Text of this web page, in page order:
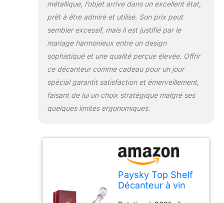
mariages. Carafe à vin
de grande capacité :
1500 ml - Grande
capacité en verre cristal
- Augmente la teneur
en oxygène du vin -
Rotation à 360° -
Augmente la surface de
contact entre l'air et le
vin - Augmente la
% par rapport aux
réveils ordinaires.
Emballage cadeau
exquis : vous aurez une
belle présentation d'un
tel savoir-faire exquis
métallique, l’objet arrive dans un excellent état,
prêt à être admiré et utilisé. Son prix peut
sembler excessif, mais il est justifié par le
mariage harmonieux entre un design
sophistiqué et une qualité perçue élevée. Offrir
ce décanteur comme cadeau pour un jour
spécial garantit satisfaction et émerveillement,
faisant de lui un choix stratégique malgré ses
quelques limites ergonomiques.
Paysky Top Shelf
Décanteur à vin